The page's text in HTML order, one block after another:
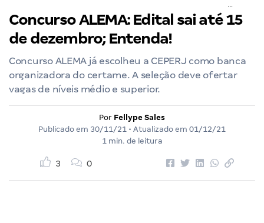
Concurso ALEMA: Edital sai até 15
de dezembro; Entenda!
Concurso ALEMA já escolheu a CEPERJ como banca
organizadora do certame. A seleção deve ofertar
vagas de níveis médio e superior.
Por Fellype Sales
Publicado em 30/11/21 • Atualizado em 01/12/21
1 min. de leitura
3 0